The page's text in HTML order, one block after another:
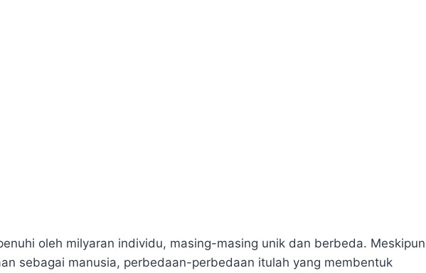
oleh milyaran individu, masing-masing unik dan berbeda. Meskipun
sebagai manusia, perbedaan-perbedaan itulah yang membentuk